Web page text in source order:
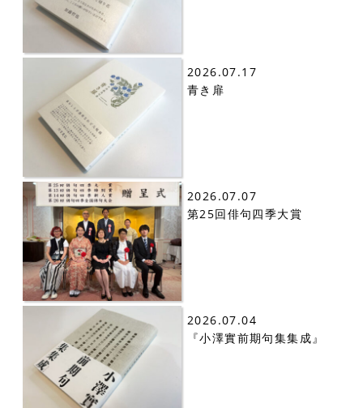
2026.07.17
青き扉
2026.07.07
第25回俳句四季大賞
2026.07.04
『小澤實前期句集集成』